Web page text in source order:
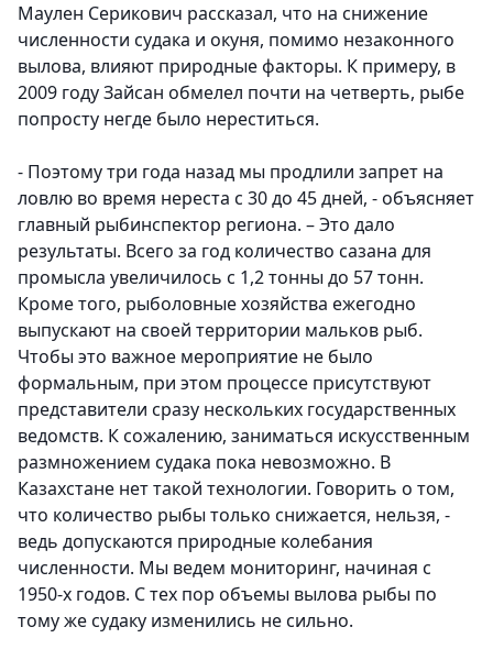
Маулен Серикович рассказал, что на снижение
численности судака и окуня, помимо незаконного
вылова, влияют природные факторы. К примеру, в
2009 году Зайсан обмелел почти на четверть, рыбе
попросту негде было нереститься.
- Поэтому три года назад мы продлили запрет на
ловлю во время нереста с 30 до 45 дней, - объясняет
главный рыбинспектор региона. – Это дало
результаты. Всего за год количество сазана для
промысла увеличилось с 1,2 тонны до 57 тонн.
Кроме того, рыболовные хозяйства ежегодно
выпускают на своей территории мальков рыб.
Чтобы это важное мероприятие не было
формальным, при этом процессе присутствуют
представители сразу нескольких государственных
ведомств. К сожалению, заниматься искусственным
размножением судака пока невозможно. В
Казахстане нет такой технологии. Говорить о том,
что количество рыбы только снижается, нельзя, -
ведь допускаются природные колебания
численности. Мы ведем мониторинг, начиная с
1950-х годов. С тех пор объемы вылова рыбы по
тому же судаку изменились не сильно.